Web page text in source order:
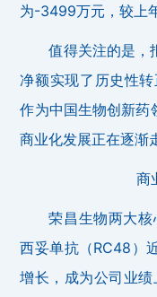
为-3499万元，较上
值得关注的是，
净额实现了历史性转
作为中国生物创新药
商业化发展正在逐渐
商
荣昌生物两大核
西妥单抗（RC48）
增长，成为公司业